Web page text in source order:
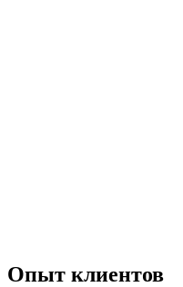
Опыт клиентов